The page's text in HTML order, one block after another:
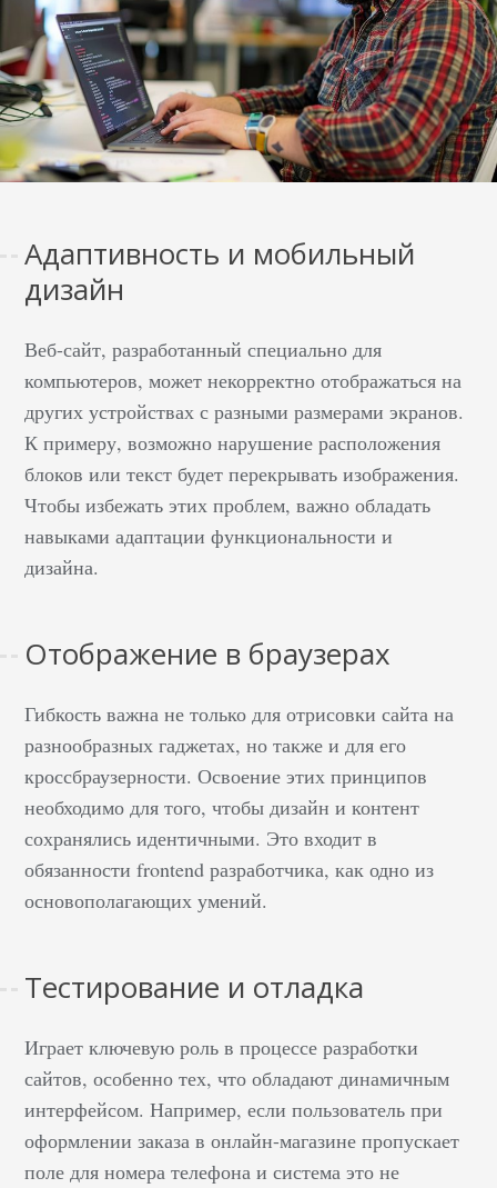
Адаптивность и мобильный
дизайн
Веб-сайт, разработанный специально для
компьютеров, может некорректно отображаться на
других устройствах с разными размерами экранов.
К примеру, возможно нарушение расположения
блоков или текст будет перекрывать изображения.
Чтобы избежать этих проблем, важно обладать
навыками адаптации функциональности и
дизайна.
Отображение в браузерах
Гибкость важна не только для отрисовки сайта на
разнообразных гаджетах, но также и для его
кроссбраузерности. Освоение этих принципов
необходимо для того, чтобы дизайн и контент
сохранялись идентичными. Это входит в
обязанности frontend разработчика, как одно из
основополагающих умений.
Тестирование и отладка
Играет ключевую роль в процессе разработки
сайтов, особенно тех, что обладают динамичным
интерфейсом. Например, если пользователь при
оформлении заказа в онлайн-магазине пропускает
поле для номера телефона и система это не